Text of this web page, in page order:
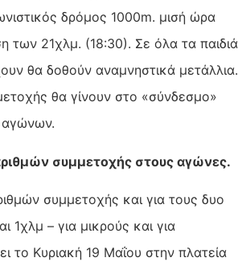
δρόμος 1000m. μισή ώρα
των 21χλμ. (18:30). Σε όλα τα παιδιά
θα δοθούν αναμνηστικά μετάλλια.
θα γίνουν στο «σύνδεσμο»
συμμετοχής στους αγώνες.
συμμετοχής και για τους δυο
1χλμ – για μικρούς και για
το Κυριακή 19 Μαΐου στην πλατεία